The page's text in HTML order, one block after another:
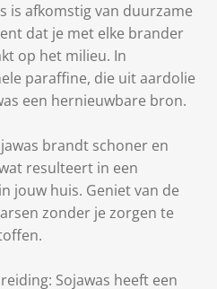
is afkomstig van duurzame
dat je met elke brander
op het milieu. In
paraffine, die uit aardolie
een hernieuwbare bron.
brandt schoner en
resulteert in een
jouw huis. Geniet van de
zonder je zorgen te
Sojawas heeft een